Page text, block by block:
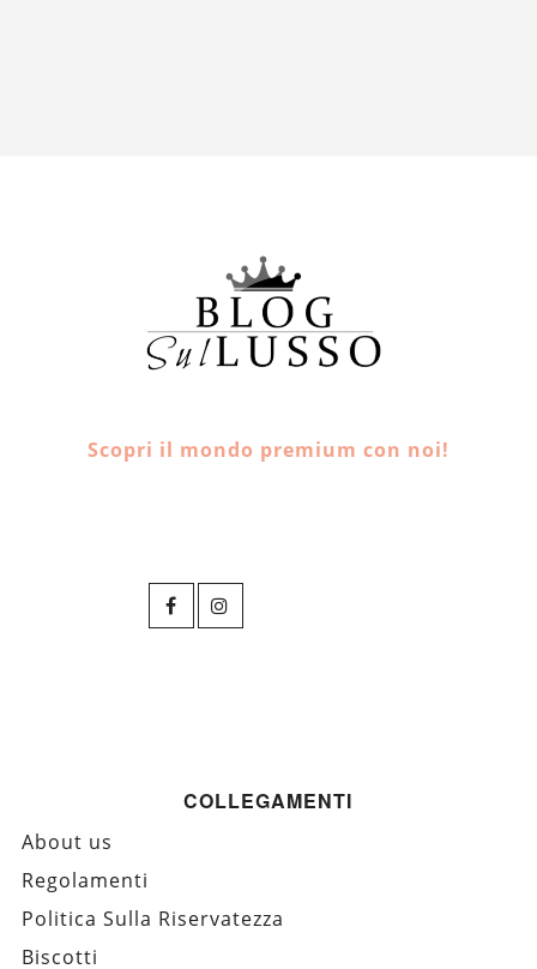
Scopri il mondo premium con noi!
COLLEGAMENTI
About us
Regolamenti
Politica Sulla Riservatezza
Biscotti